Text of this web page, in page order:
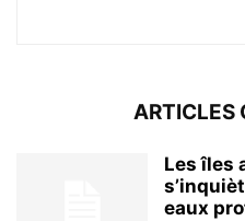
ARTICLES
Les îles
eaux